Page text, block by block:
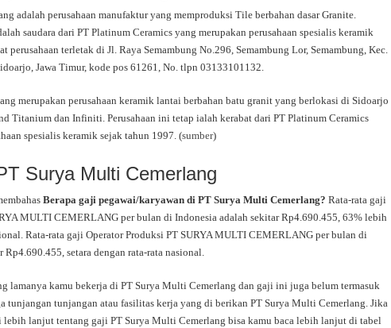
adalah perusahaan manufaktur yang memproduksi Tile berbahan dasar Granite.
saudara dari PT Platinum Ceramics yang merupakan perusahaan spesialis keramik
perusahaan terletak di Jl. Raya Semambung No.296, Semambung Lor, Semambung, Kec.
Jawa Timur, kode pos 61261, No. tlpn 03133101132.
merupakan perusahaan keramik lantai berbahan batu granit yang berlokasi di Sidoarjo
Titanium dan Infiniti. Perusahaan ini tetap ialah kerabat dari PT Platinum Ceramics
spesialis keramik sejak tahun 1997. (sumber)
Surya Multi Cemerlang
Berapa gaji pegawai/karyawan di PT Surya Multi Cemerlang? Rata-rata gaji
MULTI CEMERLANG per bulan di Indonesia adalah sekitar Rp4.690.455, 63% lebih
Rata-rata gaji Operator Produksi PT SURYA MULTI CEMERLANG per bulan di
Rp4.690.455, setara dengan rata-rata nasional.
lamanya kamu bekerja di PT Surya Multi Cemerlang dan gaji ini juga belum termasuk
tunjangan tunjangan atau fasilitas kerja yang di berikan PT Surya Multi Cemerlang. Jika
lanjut tentang gaji PT Surya Multi Cemerlang bisa kamu baca lebih lanjut di tabel